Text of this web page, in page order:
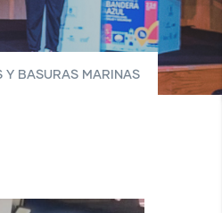
Y BASURAS MARINAS